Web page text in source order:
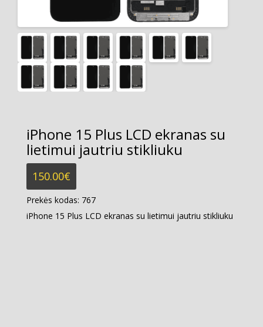
iPhone 15 Plus LCD ekranas su
lietimui jautriu stikliuku
150.00€
Prekės kodas: 767
iPhone 15 Plus LCD ekranas su lietimui jautriu stikliuku